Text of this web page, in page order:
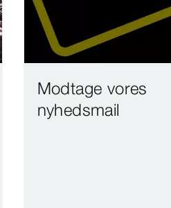
Modtage vores
nyhedsmail